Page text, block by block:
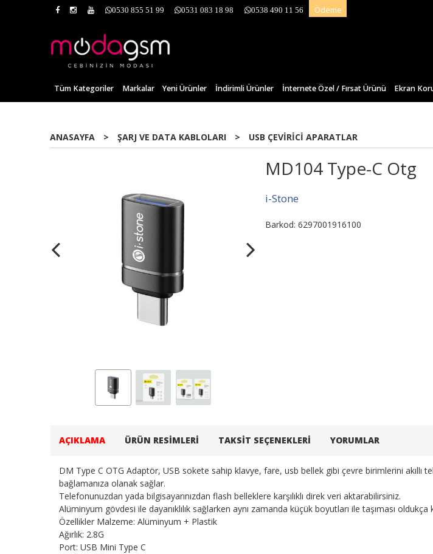
0530 855 51 99 0531 083 18 98 0538 490 11 56 Ödeme
Tüm Kategoriler Markalar Yeni Ürünler İndirimli Ürünler İnternete Özel / Fırsat Ürünü Ekran
ANASAYFA > ŞARJ VE DATA KABLOLARI > USB ÇEVIRICI APARATLAR
MD104 Type-C Otg
i-Stone
Barkod: 6297001916100
AÇIKLAMA ÜRÜN RESIMLERI TAKSIT SEÇENEKLERI YORUMLAR
DM Type C OTG Adaptör, USB sokete sahip klavye, fare, usb bellek gibi çevre birimlerini akıllı
bağlamanıza olanak sağlar.
Telefonunuzdan yada bilgisayarınızdan flash belleklere karşılıklı direk veri aktarabilirsiniz.
Alüminyum gövdesi ile dayanıklılık sağlarken aynı zamanda küçük boyutları ile taşıması oldukça
Özellikler Malzeme: Alüminyum + Plastik
Ağırlık: 2.8G
Port: USB Mini Type C